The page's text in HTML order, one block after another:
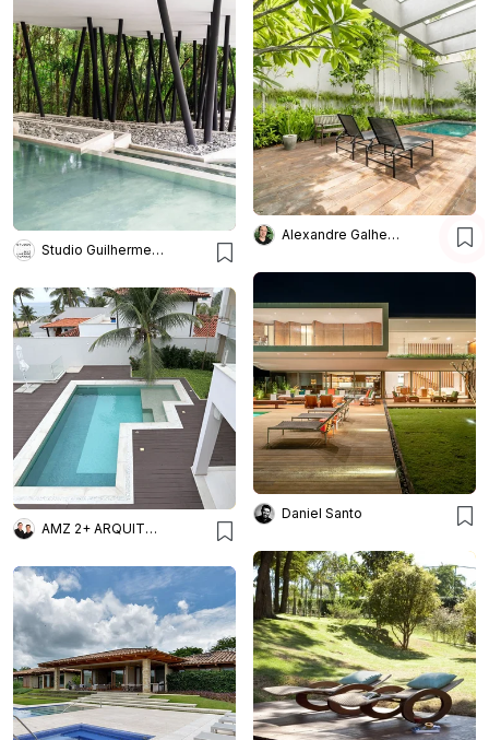
Studio Guilherme Torres
Alexandre Galhego Paisagismo
Daniel Santo
AMZ 2+ ARQUITETURA